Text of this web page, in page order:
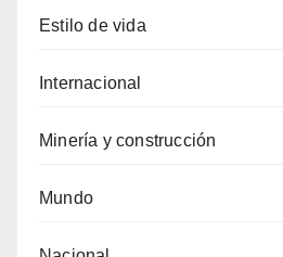
Estilo de vida
Internacional
Minería y construcción
Mundo